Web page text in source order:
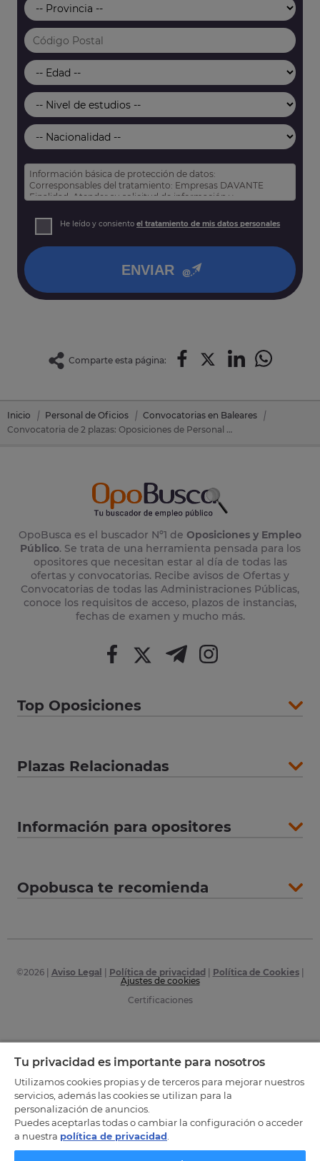
Información básica de protección de datos:
Corresponsables del tratamiento: Empresas DAVANTE
Finalidad: Atender su solicitud de información y
Derechos: Puede acceder, rectificar y suprimir sus datos,
así como otros derechos tal y como se explica en nuestra
He leído y consiento el tratamiento de mis datos personales
ENVIAR
Comparte esta página:
Inicio Personal de Oficios
Convocatorias en Baleares
Convocatoria de 2 plazas: Oposiciones de Personal de Oficios en Ferreries (Baleares)
OpoBusca es el buscador Nº1 de Oposiciones y Empleo
Público. Se trata de una herramienta pensada para los
opositores que necesitan estar al día de todas las
ofertas y convocatorias. Recibe avisos de Ofertas y
Convocatorias de todas las Administraciones Públicas,
conoce los requisitos de acceso, plazos de instancias,
fechas de examen y mucho más.
Top Oposiciones
Plazas Relacionadas
Información para opositores
Opobusca te recomienda
©2026| Aviso Legal Política de privacidad Política de Cookies|
Ajustes de cookies
Certificaciones
Tu privacidad es importante para nosotros
Utilizamos cookies propias y de terceros para mejorar nuestros
servicios, además las cookies se utilizan para la
personalización de anuncios.
Puedes aceptarlas todas o cambiar la configuración o acceder
a nuestra política de privacidad